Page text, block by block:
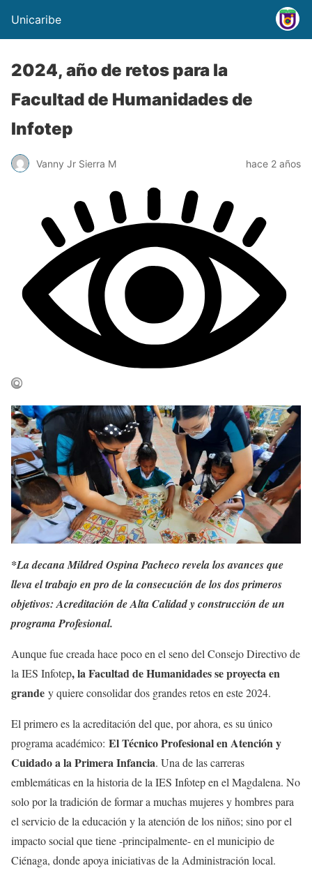
Unicaribe
2024, año de retos para la
Facultad de Humanidades de
Infotep
Vanny Jr Sierra M hace 2 años
*La decana Mildred Ospina Pacheco revela los avances que
lleva el trabajo en pro de la consecución de los dos primeros
objetivos: Acreditación de Alta Calidad y construcción de un
programa Profesional.
Aunque fue creada hace poco en el seno del Consejo Directivo de
la IES Infotep, la Facultad de Humanidades se proyecta en
grande y quiere consolidar dos grandes retos en este 2024.
El primero es la acreditación del que, por ahora, es su único
programa académico: El Técnico Profesional en Atención y
Cuidado a la Primera Infancia. Una de las carreras
emblemáticas en la historia de la IES Infotep en el Magdalena. No
solo por la tradición de formar a muchas mujeres y hombres para
el servicio de la educación y la atención de los niños; sino por el
impacto social que tiene -principalmente- en el municipio de
Ciénaga, donde apoya iniciativas de la Administración local.